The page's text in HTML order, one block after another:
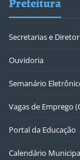
Secretarias e
Ouvidoria
Semanário
Vagas de Emprego
Portal da Educação
Calendário